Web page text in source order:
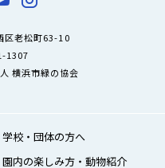
老松町63-10
1307
横浜市緑の協会
学校・団体の方へ
園内の楽しみ方・動物紹介